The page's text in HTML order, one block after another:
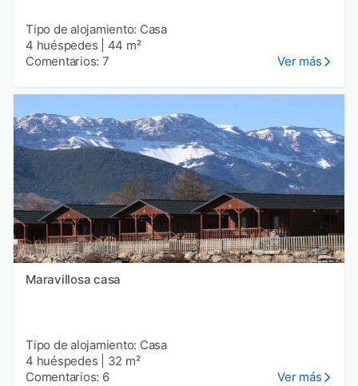
Tipo de alojamiento: Casa
4 huéspedes
44 m²
Comentarios: 7
Ver más
Maravillosa casa
Tipo de alojamiento: Casa
4 huéspedes
32 m²
Comentarios: 6
Ver más